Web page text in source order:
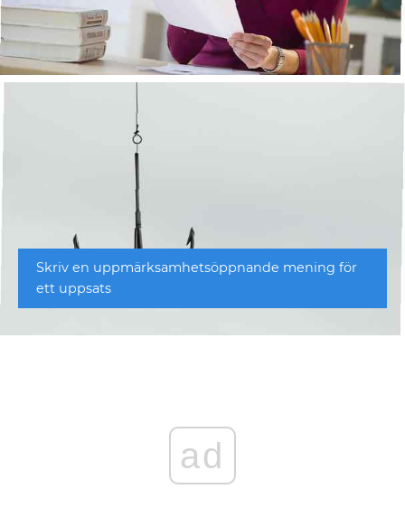
Skriv en uppmärksamhetsöppnande mening för
ett uppsats
ad